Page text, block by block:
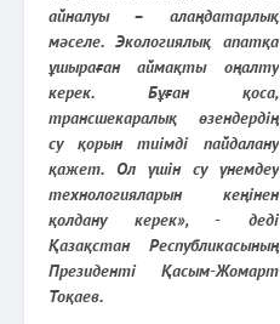
айналуы – алаңдатарлық
мәселе. Экологиялық апатқа
ұшыраған аймақты оңалту
керек. Бұған қоса,
трансшекаралық өзендердің
су қорын тиімді пайдалану
қажет. Ол үшін су үнемдеу
технологияларын кеңінен
қолдану керек», - деді
Қазақстан Республикасының
Президенті Қасым-Жомарт
Тоқаев.